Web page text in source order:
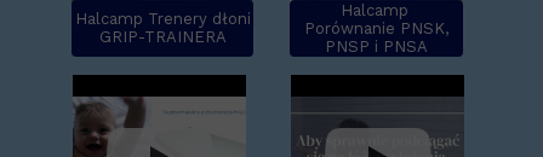
Halcamp
Porównanie PNSK,
PNSP i PNSA
Halcamp Trenery dłoni
GRIP-TRAINERA